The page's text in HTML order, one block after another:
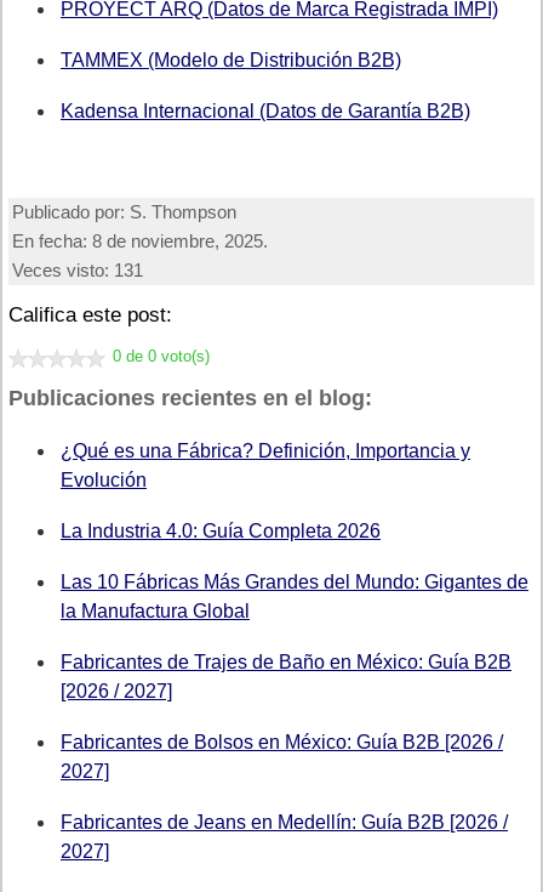
PROYECT ARQ (Datos de Marca Registrada IMPI)
TAMMEX (Modelo de Distribución B2B)
Kadensa Internacional (Datos de Garantía B2B)
Publicado por: S. Thompson
En fecha: 8 de noviembre, 2025.
Veces visto: 131
Califica este post:
0 de 0 voto(s)
Publicaciones recientes en el blog:
¿Qué es una Fábrica? Definición, Importancia y
Evolución
La Industria 4.0: Guía Completa 2026
Las 10 Fábricas Más Grandes del Mundo: Gigantes de
la Manufactura Global
Fabricantes de Trajes de Baño en México: Guía B2B
[2026 / 2027]
Fabricantes de Bolsos en México: Guía B2B [2026 /
2027]
Fabricantes de Jeans en Medellín: Guía B2B [2026 /
2027]